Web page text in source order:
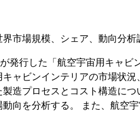
市場規模、シェア、動向分
発行した「航空宇宙用キャビ
ャビンインテリアの市場状
造プロセスとコスト構造に
向を分析する。 また、航空